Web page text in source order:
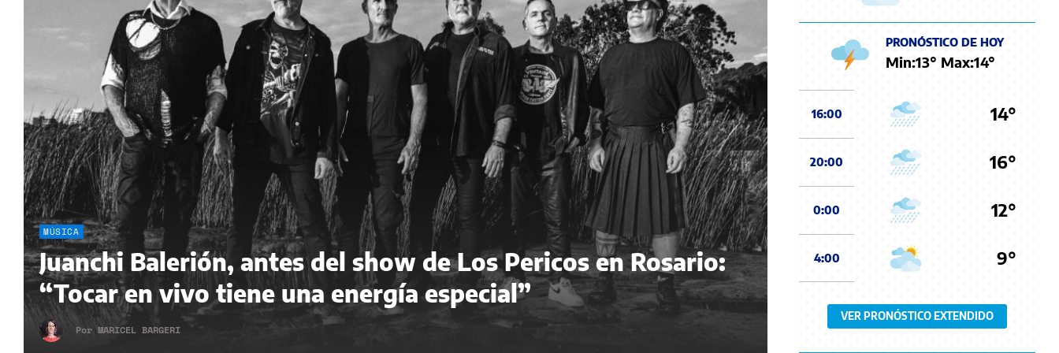
MÚSICA
Juanchi Balerión, antes del show de Los Pericos en Rosario:
“Tocar en vivo tiene una energía especial”
Por MARICEL BARGERI
PRONÓSTICO DE HOY
Min:13° Max:14°
16:00 14°
20:00 16°
0:00 12°
4:00 9°
VER PRONÓSTICO EXTENDIDO